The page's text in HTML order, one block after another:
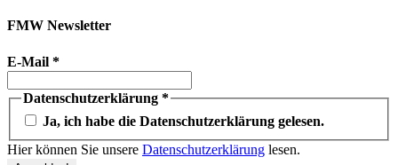
FMW Newsletter
E-Mail *
Datenschutzerklärung *
Ja, ich habe die Datenschutzerklärung gelesen.
Hier können Sie unsere Datenschutzerklärung lesen.